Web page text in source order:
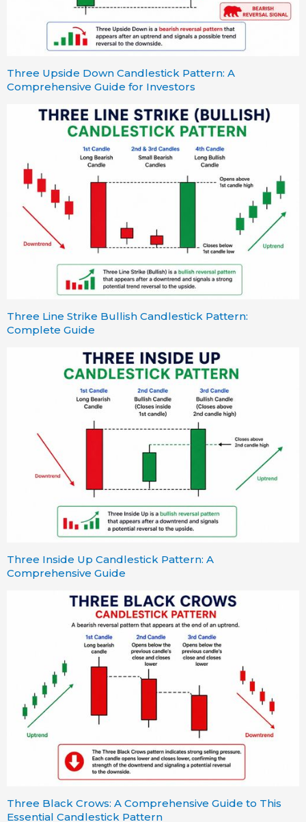
Three Upside Down Candlestick Pattern: A
Comprehensive Guide for Investors
Three Line Strike Bullish Candlestick Pattern:
Complete Guide
Three Inside Up Candlestick Pattern: A
Comprehensive Guide
Three Black Crows: A Comprehensive Guide to This
Essential Candlestick Pattern